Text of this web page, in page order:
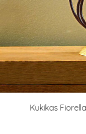
Kukikas